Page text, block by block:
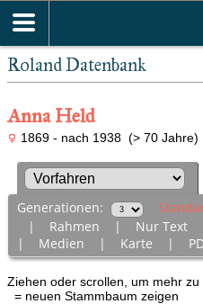
Roland Datenbank
Anna Held
1869 - nach 1938 (> 70 Jahre)
Generationen:
| Rahmen | Nur Text
| Medien | Karte |
Ziehen oder scrollen, um mehr zu
= neuen Stammbaum zeigen